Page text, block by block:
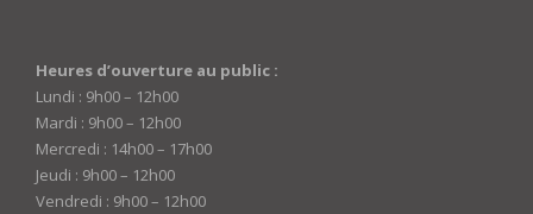
Heures d’ouverture au public :
Lundi : 9h00 – 12h00
Mardi : 9h00 – 12h00
Mercredi : 14h00 – 17h00
Jeudi : 9h00 – 12h00
Vendredi : 9h00 – 12h00